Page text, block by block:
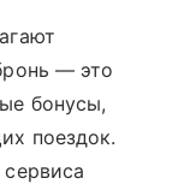
— это
бонусы,
поездок.